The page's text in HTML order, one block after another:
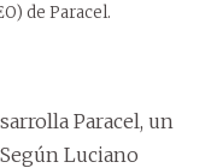
de Paracel.
Paracel, un
Luciano